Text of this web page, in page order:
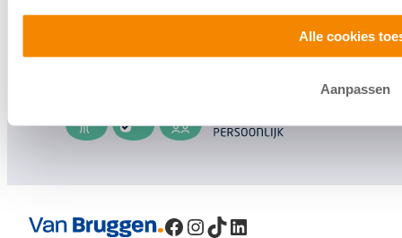
Alle cookies
Aanpassen
Facebook
Instagram
TikTok
LinkedIn